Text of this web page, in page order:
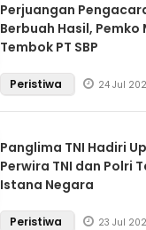
Perjuangan
Berbuah Hasil, Pemko
Tembok PT SBP
Peristiwa 24 Jul
Panglima TNI Hadiri
Perwira TNI dan Polri
Istana Negara
Peristiwa 23 Jul